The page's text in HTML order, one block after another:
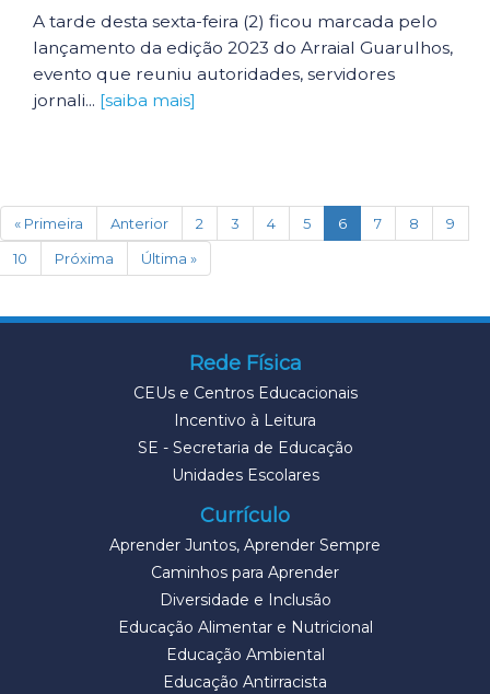
A tarde desta sexta-feira (2) ficou marcada pelo
lançamento da edição 2023 do Arraial Guarulhos,
evento que reuniu autoridades, servidores
jornali... [saiba mais]
« Primeira Anterior 2 3 4 5 6(current)
7 8
9
10
Próxima Última »
Rede Física
CEUs e Centros Educacionais
Incentivo à Leitura
SE - Secretaria de Educação
Unidades Escolares
Currículo
Aprender Juntos, Aprender Sempre
Caminhos para Aprender
Diversidade e Inclusão
Educação Alimentar e Nutricional
Educação Ambiental
Educação Antirracista